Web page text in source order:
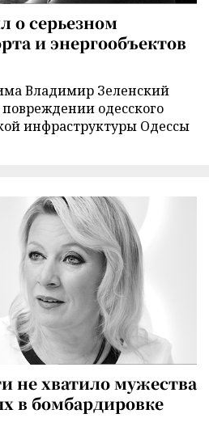
о серьезном
и энергообъектов
Владимир Зеленский
одесского
инфраструктуры Одессы
не хватило мужества
в бомбардировке